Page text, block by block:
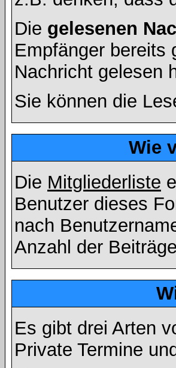
Die gelesenen
Empfänger bereits
Nachricht gelesen
Sie können die
Wie
Die Mitgliederliste
Benutzer dieses
nach
Anzahl der
Es gibt drei Arten
Private Termine